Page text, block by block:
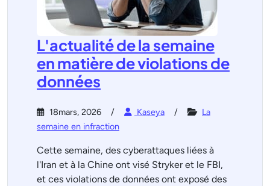
L'actualité de la semaine
en matière de violations de
données
18mars, 2026 Kaseya
La
semaine en infraction
Cette semaine, des cyberattaques liées à
l'Iran et à la Chine ont visé Stryker et le FBI,
et ces violations de données ont exposé des